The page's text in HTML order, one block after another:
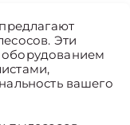
Эти
вашего